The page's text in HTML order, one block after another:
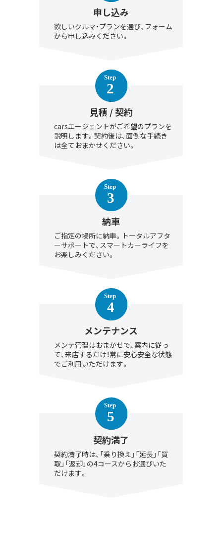
申し込み
欲しいクルマ・プランを選び、フォーム
から申し込みください。
見積 / 契約
carsエージェントがご希望のプランを
説明します。契約後は、面倒な手続き
は全ておまかせください。
納車
ご指定の場所に納車。トータルアフタ
ーサポートで、スマートカーライフを
お楽しみください。
メンテナンス
メンテ管理はおまかせで、案内に従っ
て、来店するだけ！常に安心安全な状態
でご利用いただけます。
契約満了
契約満了時は、「乗り換え」「延長」「買
取」「返却」の4コースからお選びいた
だけます。